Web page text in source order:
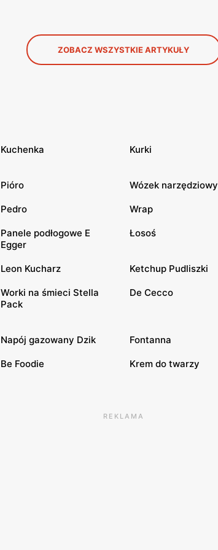
ZOBACZ WSZYSTKIE ARTYKUŁY
Kuchenka Kurki
Pióro Wózek narzędziowy
Pedro Wrap
Panele podłogowe E
Egger
Łosoś
Leon Kucharz Ketchup Pudliszki
Worki na śmieci Stella
Pack
De Cecco
Napój gazowany Dzik Fontanna
Be Foodie Krem do twarzy
REKLAMA